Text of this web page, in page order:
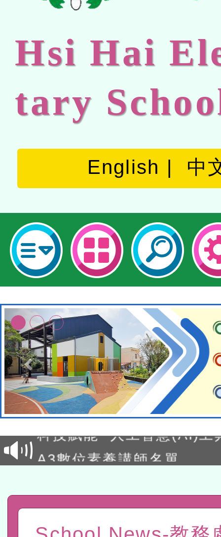
Hsi Hai
tary
English 中
本館辦理115年度閱讀磐
程
A3數位素養講師名單
t」
有關大陸委員會函釋公務
赴陸應申請許可一案
轉知經濟部水利署委託財